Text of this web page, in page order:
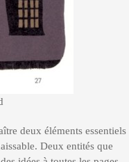
deux éléments essentiels
Deux entités que